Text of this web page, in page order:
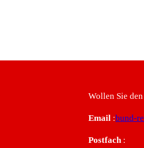
Wollen Sie
Email:bund-
Postfach: